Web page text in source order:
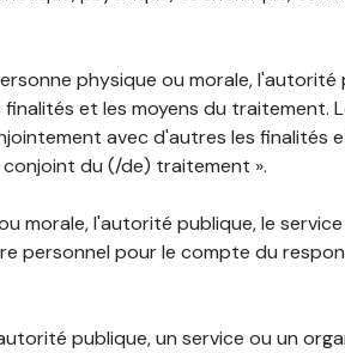
physique ou morale, l'autorité
et les moyens du traitement.
avec d'autres les finalités
du (/de) traitement ».
morale, l'autorité publique, le
personnel pour le compte du
publique, un service ou un